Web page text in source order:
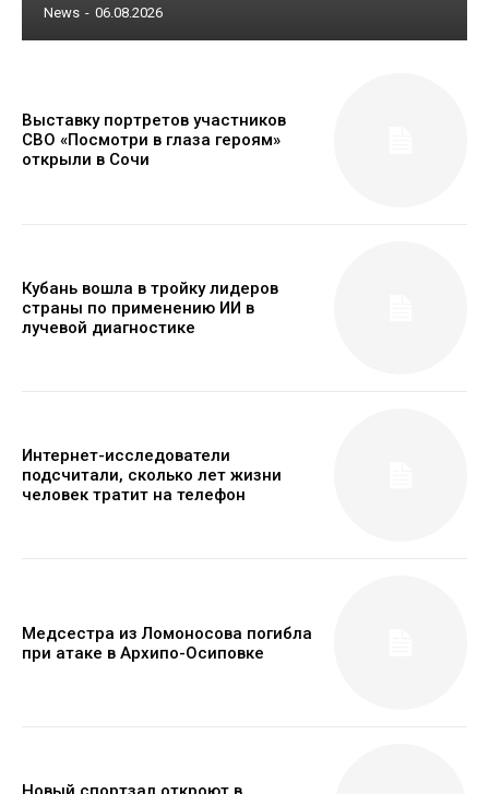
News - 06.08.2026
Выставку портретов участников
СВО «Посмотри в глаза героям»
открыли в Сочи
Кубань вошла в тройку лидеров
страны по применению ИИ в
лучевой диагностике
Интернет-исследователи
подсчитали, сколько лет жизни
человек тратит на телефон
Медсестра из Ломоносова погибла
при атаке в Архипо-Осиповке